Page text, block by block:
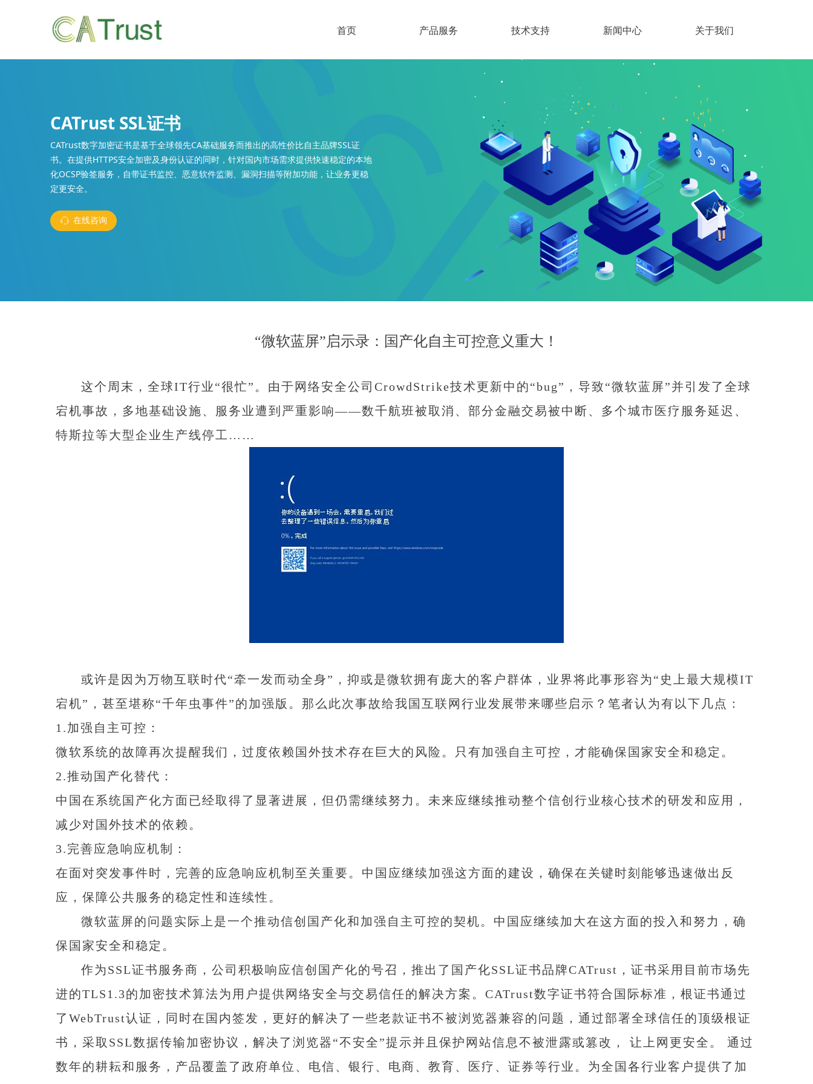
首页 产品服务 技术支持 新闻中心 关于我们
“微软蓝屏”启示录：国产化自主可控意义重大！
这个周末，全球IT行业“很忙”。由于网络安全公司CrowdStrike技术更新中的“bug”，导致“微软蓝屏”并引发了全球
宕机事故，多地基础设施、服务业遭到严重影响——数千航班被取消、部分金融交易被中断、多个城市医疗服务延迟、
特斯拉等大型企业生产线停工……
或许是因为万物互联时代“牵一发而动全身”，抑或是微软拥有庞大的客户群体，业界将此事形容为“史上最大规模IT
宕机”，甚至堪称“千年虫事件”的加强版。那么此次事故给我国互联网行业发展带来哪些启示？笔者认为有以下几点：
1.加强自主可控：
微软系统的故障再次提醒我们，过度依赖国外技术存在巨大的风险。只有加强自主可控，才能确保国家安全和稳定。
2.推动国产化替代：
中国在系统国产化方面已经取得了显著进展，但仍需继续努力。未来应继续推动整个信创行业核心技术的研发和应用，
减少对国外技术的依赖。
3.完善应急响应机制：
在面对突发事件时，完善的应急响应机制至关重要。中国应继续加强这方面的建设，确保在关键时刻能够迅速做出反
应，保障公共服务的稳定性和连续性。
微软蓝屏的问题实际上是一个推动信创国产化和加强自主可控的契机。中国应继续加大在这方面的投入和努力，确
保国家安全和稳定。
作为SSL证书服务商，公司积极响应信创国产化的号召，推出了国产化SSL证书品牌CATrust，证书采用目前市场先
进的TLS1.3的加密技术算法为用户提供网络安全与交易信任的解决方案。CATrust数字证书符合国际标准，根证书通过
了WebTrust认证，同时在国内签发，更好的解决了一些老款证书不被浏览器兼容的问题，通过部署全球信任的顶级根证
书，采取SSL数据传输加密协议，解决了浏览器“不安全”提示并且保护网站信息不被泄露或篡改， 让上网更安全。 通过
数年的耕耘和服务，产品覆盖了政府单位、电信、银行、电商、教育、医疗、证券等行业。为全国各行业客户提供了加
ꁱ 在线咨询
CATrust SSL证书
CATrust数字加密证书是基于全球领先CA基础服务而推出的高性价比自主品牌SSL证
书。在提供HTTPS安全加密及身份认证的同时，针对国内市场需求提供快速稳定的本地
化OCSP验签服务，自带证书监控、恶意软件监测、漏洞扫描等附加功能，让业务更稳
定更安全。